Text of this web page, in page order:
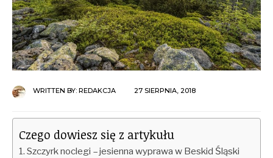
WRITTEN BY: REDAKCJA 27 SIERPNIA, 2018
Czego dowiesz się z artykułu
Szczyrk noclegi – jesienna wyprawa w Beskid Śląski